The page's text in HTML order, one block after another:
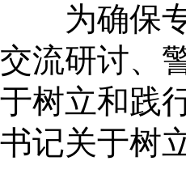
为确保专
交流研讨、
于树立和践
书记关于树